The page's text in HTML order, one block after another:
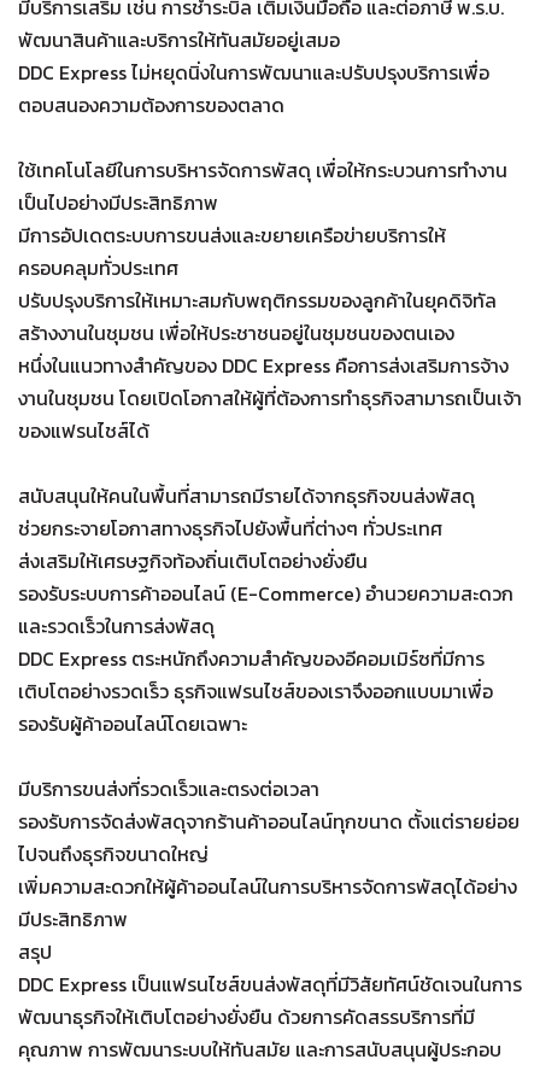
มีบริการเสริม เช่น การชำระบิล เติมเงินมือถือ และต่อภาษี พ.ร.บ.
พัฒนาสินค้าและบริการให้ทันสมัยอยู่เสมอ
DDC Express ไม่หยุดนิ่งในการพัฒนาและปรับปรุงบริการเพื่อ
ตอบสนองความต้องการของตลาด
ใช้เทคโนโลยีในการบริหารจัดการพัสดุ เพื่อให้กระบวนการทำงาน
เป็นไปอย่างมีประสิทธิภาพ
มีการอัปเดตระบบการขนส่งและขยายเครือข่ายบริการให้
ครอบคลุมทั่วประเทศ
ปรับปรุงบริการให้เหมาะสมกับพฤติกรรมของลูกค้าในยุคดิจิทัล
สร้างงานในชุมชน เพื่อให้ประชาชนอยู่ในชุมชนของตนเอง
หนึ่งในแนวทางสำคัญของ DDC Express คือการส่งเสริมการจ้าง
งานในชุมชน โดยเปิดโอกาสให้ผู้ที่ต้องการทำธุรกิจสามารถเป็นเจ้า
ของแฟรนไชส์ได้
สนับสนุนให้คนในพื้นที่สามารถมีรายได้จากธุรกิจขนส่งพัสดุ
ช่วยกระจายโอกาสทางธุรกิจไปยังพื้นที่ต่างๆ ทั่วประเทศ
ส่งเสริมให้เศรษฐกิจท้องถิ่นเติบโตอย่างยั่งยืน
รองรับระบบการค้าออนไลน์ (E-Commerce) อำนวยความสะดวก
และรวดเร็วในการส่งพัสดุ
DDC Express ตระหนักถึงความสำคัญของอีคอมเมิร์ซที่มีการ
เติบโตอย่างรวดเร็ว ธุรกิจแฟรนไชส์ของเราจึงออกแบบมาเพื่อ
รองรับผู้ค้าออนไลน์โดยเฉพาะ
มีบริการขนส่งที่รวดเร็วและตรงต่อเวลา
รองรับการจัดส่งพัสดุจากร้านค้าออนไลน์ทุกขนาด ตั้งแต่รายย่อย
ไปจนถึงธุรกิจขนาดใหญ่
เพิ่มความสะดวกให้ผู้ค้าออนไลน์ในการบริหารจัดการพัสดุได้อย่าง
มีประสิทธิภาพ
สรุป
DDC Express เป็นแฟรนไชส์ขนส่งพัสดุที่มีวิสัยทัศน์ชัดเจนในการ
พัฒนาธุรกิจให้เติบโตอย่างยั่งยืน ด้วยการคัดสรรบริการที่มี
คุณภาพ การพัฒนาระบบให้ทันสมัย และการสนับสนุนผู้ประกอบ